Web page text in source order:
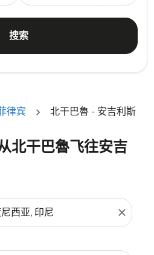
搜索
律宾 北干巴魯 - 安吉利斯
北干巴魯飞往安吉
close
机票。请调整您的筛选条件。